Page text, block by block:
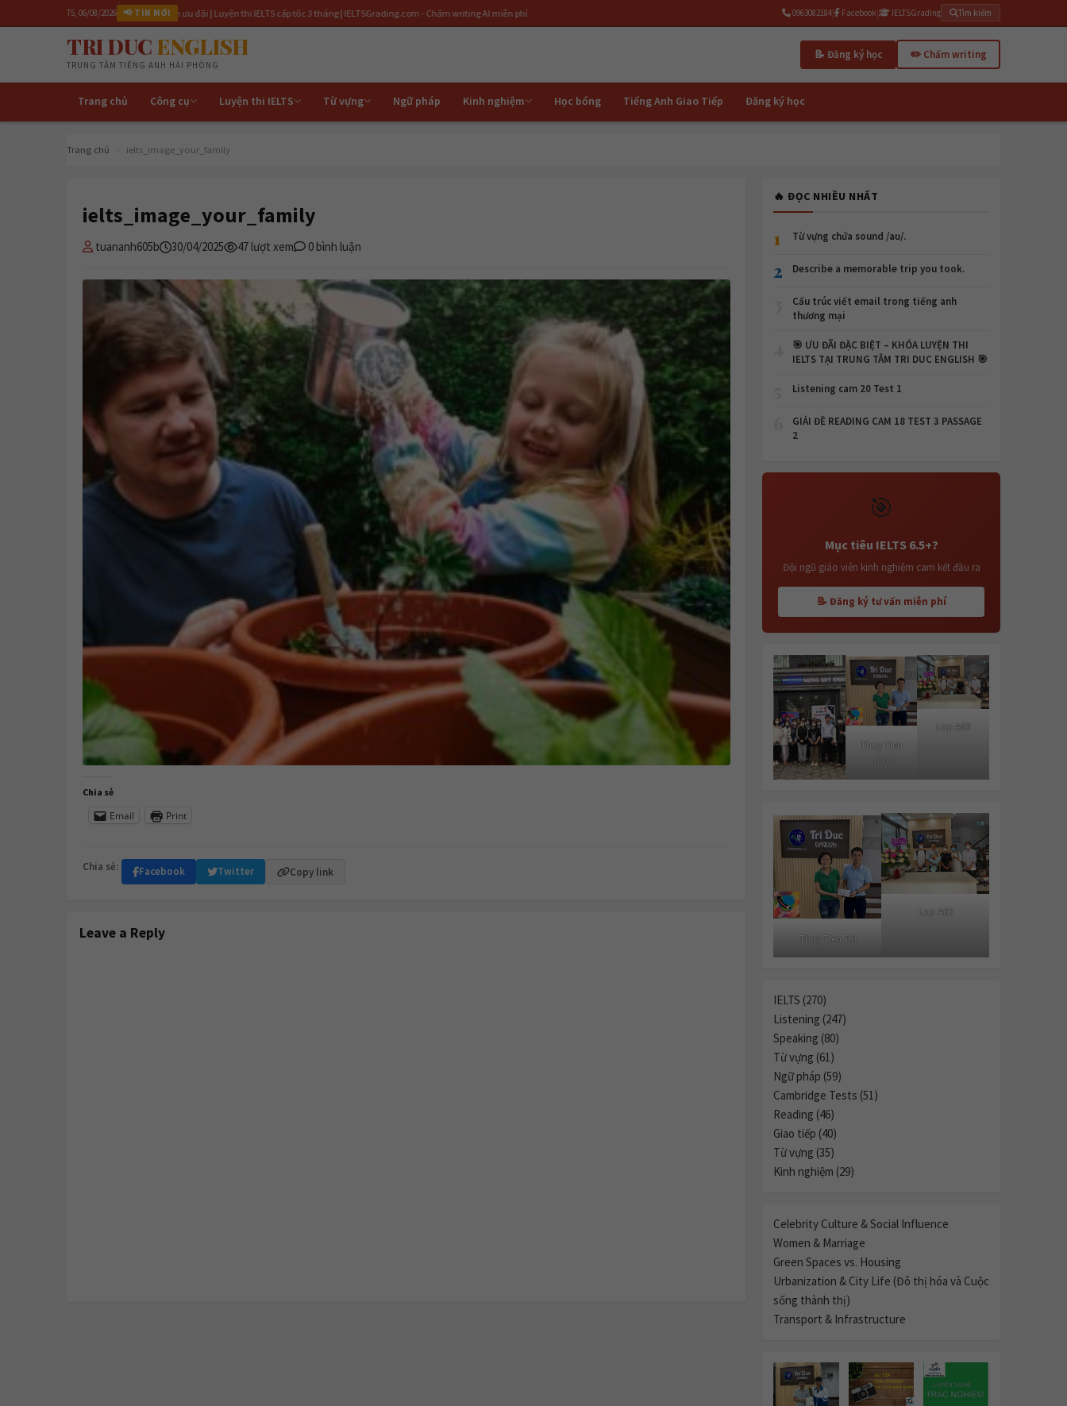
T5, 06/08/2026 📢 TIN MỚI
| Đăng ký ngay để nhận ưu đãi | Luyện thi IELTS cấp tốc 3 tháng | IELTSGrading.com - Chấm writing AI miễn phí 0963082184| Facebook| IELTSGrading Tìm kiếm
TRI DUC ENGLISH
TRUNG TÂM TIẾNG ANH HẢI PHÒNG
📝 Đăng ký học ✏️ Chấm writing
Trang chủ Công cụ Luyện thi IELTS Từ vựng Ngữ pháp Kinh nghiệm Học bổng Tiếng Anh Giao Tiếp Đăng ký học
Trang chủ ielts_image_your_family
ielts_image_your_family
tuananh605b 30/04/2025 47 lượt xem 0 bình luận
Chia sẻ
Email Print
Chia sẻ: Facebook Twitter Copy link
Leave a Reply
🔥 ĐỌC NHIỀU NHẤT
1 Từ vựng chứa sound /aʊ/.
2 Describe a memorable trip you took.
Cấu trúc viết email trong tiếng anh
thương mại
🎯 ƯU ĐÃI ĐẶC BIỆT – KHÓA LUYỆN THI
IELTS TẠI TRUNG TÂM TRI DUC ENGLISH 🎯
Listening cam 20 Test 1
GIẢI ĐỀ READING CAM 18 TEST 3 PASSAGE
2
🎯
Mục tiêu IELTS 6.5+?
Đội ngũ giáo viên kinh nghiệm cam kết đầu ra
📝 Đăng ký tư vấn miễn phí
Thuy Tien
7.0
Lop A63
Thuy Tien 7.0
Lop A63
IELTS (270)
Listening (247)
Speaking (80)
Từ vựng (61)
Ngữ pháp (59)
Cambridge Tests (51)
Reading (46)
Giao tiếp (40)
Từ vựng (35)
Kinh nghiệm (29)
Celebrity Culture & Social Influence
Women & Marriage
Green Spaces vs. Housing
Urbanization & City Life (Đô thị hóa và Cuộc
sống thành thị)
Transport & Infrastructure